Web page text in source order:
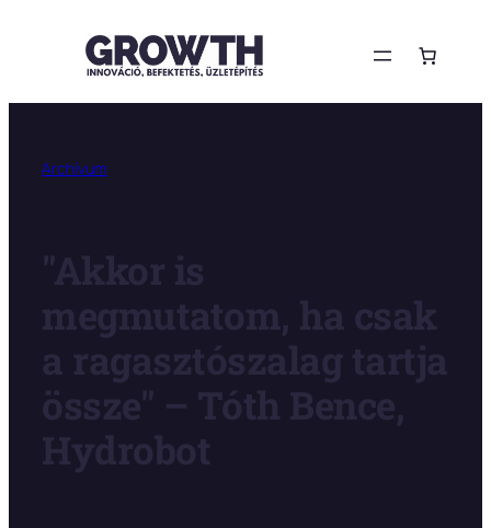
tartalomhoz
Archívum
"Akkor is
megmutatom, ha csak
a ragasztószalag tartja
össze" – Tóth Bence,
Hydrobot